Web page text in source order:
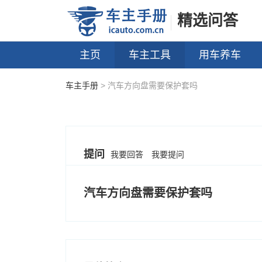
精选问答
主页 车主工具 用车养车
车主手册 > 汽车方向盘需要保护套吗
提问 我要回答 我要提问
汽车方向盘需要保护套吗